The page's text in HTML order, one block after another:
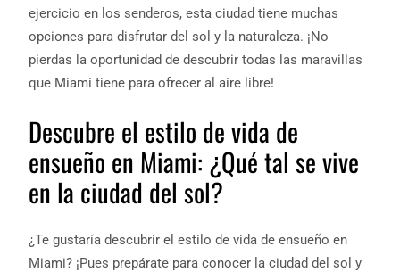
ejercicio en los senderos, esta ciudad tiene muchas
opciones para disfrutar del sol y la naturaleza. ¡No
pierdas la oportunidad de descubrir todas las maravillas
que Miami tiene para ofrecer al aire libre!
Descubre el estilo de vida de
ensueño en Miami: ¿Qué tal se vive
en la ciudad del sol?
¿Te gustaría descubrir el estilo de vida de ensueño en
Miami? ¡Pues prepárate para conocer la ciudad del sol y